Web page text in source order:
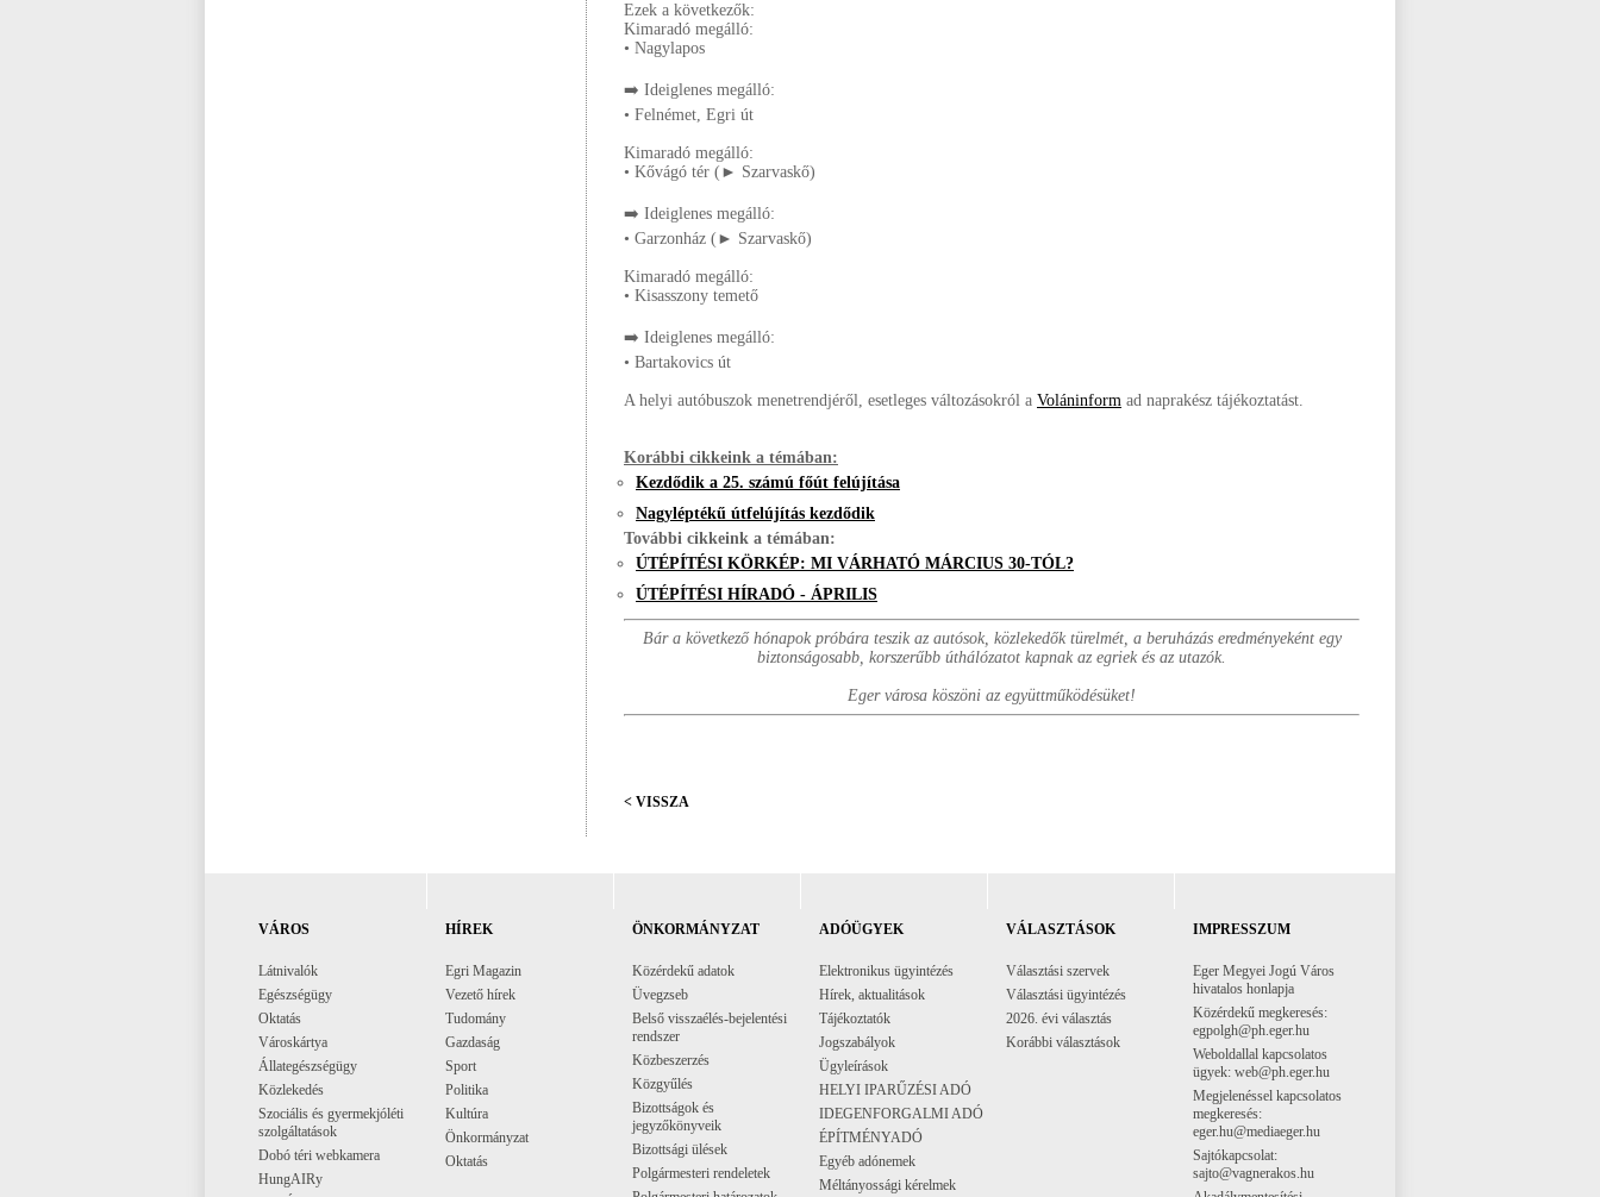
Ezek a következők:
Kimaradó megálló:
• Nagylapos
➡️ Ideiglenes megálló:
• Felnémet, Egri út
Kimaradó megálló:
• Kővágó tér (► Szarvaskő)
➡️ Ideiglenes megálló:
• Garzonház (► Szarvaskő)
Kimaradó megálló:
• Kisasszony temető
➡️ Ideiglenes megálló:
• Bartakovics út
A helyi autóbuszok menetrendjéről, esetleges változásokról a Voláninform ad naprakész tájékoztatást.
Korábbi cikkeink a témában:
Kezdődik a 25. számú főút felújítása
Nagyléptékű útfelújítás kezdődik
További cikkeink a témában:
ÚTÉPÍTÉSI KÖRKÉP: MI VÁRHATÓ MÁRCIUS 30-TÓL?
ÚTÉPÍTÉSI HÍRADÓ - ÁPRILIS
Bár a következő hónapok próbára teszik az autósok, közlekedők türelmét, a beruházás eredményeként egy
biztonságosabb, korszerűbb úthálózatot kapnak az egriek és az utazók.
Eger városa köszöni az együttműködésüket!
< VISSZA
VÁROS
Látnivalók
Egészségügy
Oktatás
Városkártya
Állategészségügy
Közlekedés
Szociális és gyermekjóléti
szolgáltatások
Dobó téri webkamera
HungAIRy
HÍREK
Egri Magazin
Vezető hírek
Tudomány
Gazdaság
Sport
Politika
Kultúra
Önkormányzat
Oktatás
ÖNKORMÁNYZAT
Közérdekű adatok
Üvegzseb
Belső visszaélés-bejelentési
rendszer
Közbeszerzés
Közgyűlés
Bizottságok és
jegyzőkönyveik
Bizottsági ülések
Polgármesteri rendeletek
ADÓÜGYEK
Elektronikus ügyintézés
Hírek, aktualitások
Tájékoztatók
Jogszabályok
Ügyleírások
HELYI IPARŰZÉSI ADÓ
IDEGENFORGALMI ADÓ
ÉPÍTMÉNYADÓ
Egyéb adónemek
Méltányossági kérelmek
VÁLASZTÁSOK
Választási szervek
Választási ügyintézés
2026. évi választás
Korábbi választások
IMPRESSZUM
Eger Megyei Jogú Város
hivatalos honlapja
Közérdekű megkeresés:
egpolgh@ph.eger.hu
Weboldallal kapcsolatos
ügyek: web@ph.eger.hu
Megjelenéssel kapcsolatos
megkeresés:
eger.hu@mediaeger.hu
Sajtókapcsolat:
sajto@vagnerakos.hu